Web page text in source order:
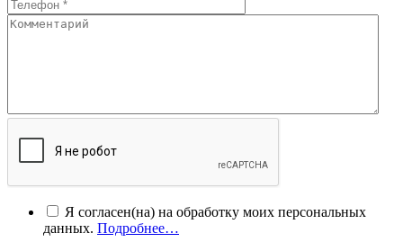
Я согласен(на) на обработку моих персональных
данных. Подробнее…